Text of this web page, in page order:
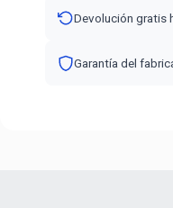
Devolución gratis
Garantía del